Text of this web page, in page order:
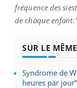
fréquence des
de chaque
SUR LE
Syndrome de
heures par jour”